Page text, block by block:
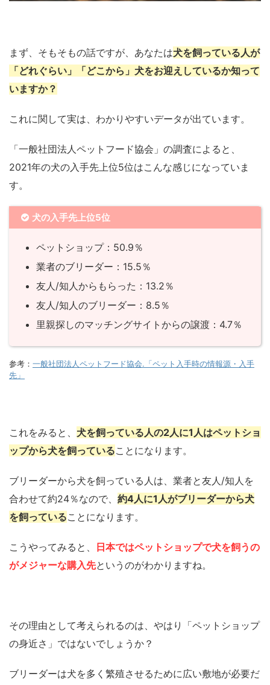
まず、そもそもの話ですが、あなたは犬を飼っている人が
「どれぐらい」「どこから」犬をお迎えしているか知って
いますか？
これに関して実は、わかりやすいデータが出ています。
「一般社団法人ペットフード協会」の調査によると、
2021年の犬の入手先上位5位はこんな感じになっていま
す。
犬の入手先上位5位
ペットショップ：50.9％
業者のブリーダー：15.5％
友人/知人からもらった：13.2％
友人/知人のブリーダー：8.5％
里親探しのマッチングサイトからの譲渡：4.7％
参考： 一般社団法人ペットフード協会.「ペット入手時の情報源・入手
先」
これをみると、 犬を飼っている人の2人に1人はペットショ
ップから犬を飼っていることになります。
ブリーダーから犬を飼っている人は、業者と友人/知人を
合わせて約24％なので、 約4人に1人がブリーダーから犬
を飼っていることになります。
こうやってみると、
日本ではペットショップで犬を飼うの
がメジャーな購入先というのがわかりますね。
その理由として考えられるのは、やはり「ペットショップ
の身近さ」ではないでしょうか？
ブリーダーは犬を多く繁殖させるために広い敷地が必要だ